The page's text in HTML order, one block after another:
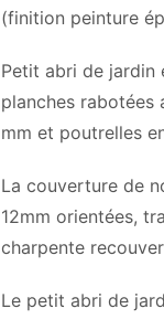
(finition peinture
Petit abri de jardin
planches rabotées
mm et poutrelles
La couverture de
12mm orientées,
charpente
Le petit abri de